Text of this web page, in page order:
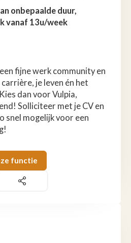
onbepaalde duur,
vanaf 13u/week
fijne werk community en
je leven én het
dan voor Vulpia,
Solliciteer met je CV en
snel mogelijk voor een
functie